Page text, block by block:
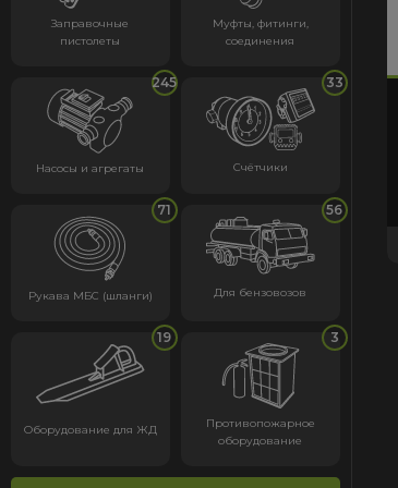
код:5312 код:5312
Заправочные
пистолеты
Муфты, фитинги,
соединения
Насосы и агрегаты
245
Счётчики
33
Рукава МБС (шланги)
71
Для бензовозов
56
Оборудование для ЖД
19
Противопожарное
оборудование
3